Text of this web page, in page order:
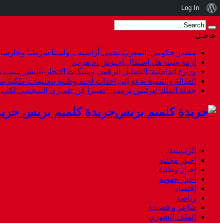
عاجـل
مصدر حكومي: المغرب يحمي أراضيه .. ولسنا شرطيا وحارسا
أزمة سبتة هل استقال أخنوش أم هرب.
وزارة الداخلية: التضليل الرقمي وشبكات الاتجار بالبشر
العدالة والتنمية يدعو إلى إحداث لجنة وطنية بتعليمات
جلالة الملك للرئيس ترمب: “تعبيرا عن تقديري الشخصي
جريدة كلميم بريس
الرئيسية
اخبار محلية
أخبار وطنية
أخبار جهوية
إقتصاد
رياضة
شاعر و قصيدة
الملف الشهري
نبذة
عن
ووردبريس
Log In